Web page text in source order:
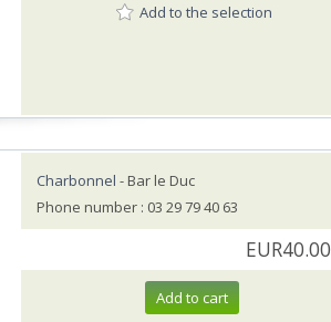
Add to the selection
Charbonnel - Bar le Duc
Phone number : 03 29 79 40 63
EUR40.00
Add to cart